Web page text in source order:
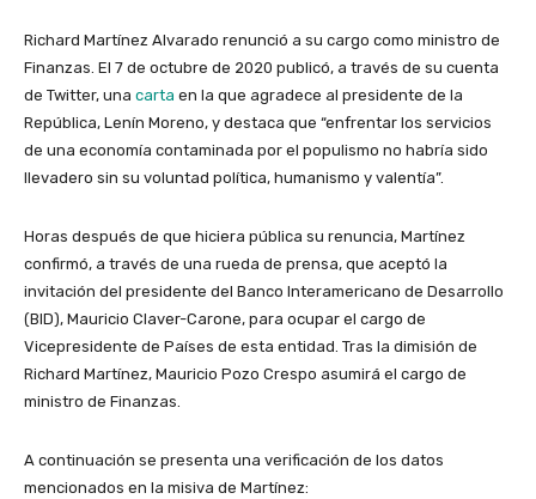
Richard Martínez Alvarado renunció a su cargo como ministro de
Finanzas. El 7 de octubre de 2020 publicó, a través de su cuenta
de Twitter, una carta en la que agradece al presidente de la
República, Lenín Moreno, y destaca que “enfrentar los servicios
de una economía contaminada por el populismo no habría sido
llevadero sin su voluntad política, humanismo y valentía”.
Horas después de que hiciera pública su renuncia, Martínez
confirmó, a través de una rueda de prensa, que aceptó la
invitación del presidente del Banco Interamericano de Desarrollo
(BID), Mauricio Claver-Carone, para ocupar el cargo de
Vicepresidente de Países de esta entidad. Tras la dimisión de
Richard Martínez, Mauricio Pozo Crespo asumirá el cargo de
ministro de Finanzas.
A continuación se presenta una verificación de los datos
mencionados en la misiva de Martínez: